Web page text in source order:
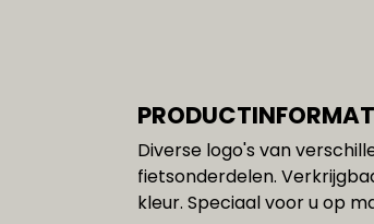
Diverse logo's van
fietsonderdelen.
kleur. Speciaal voor u op